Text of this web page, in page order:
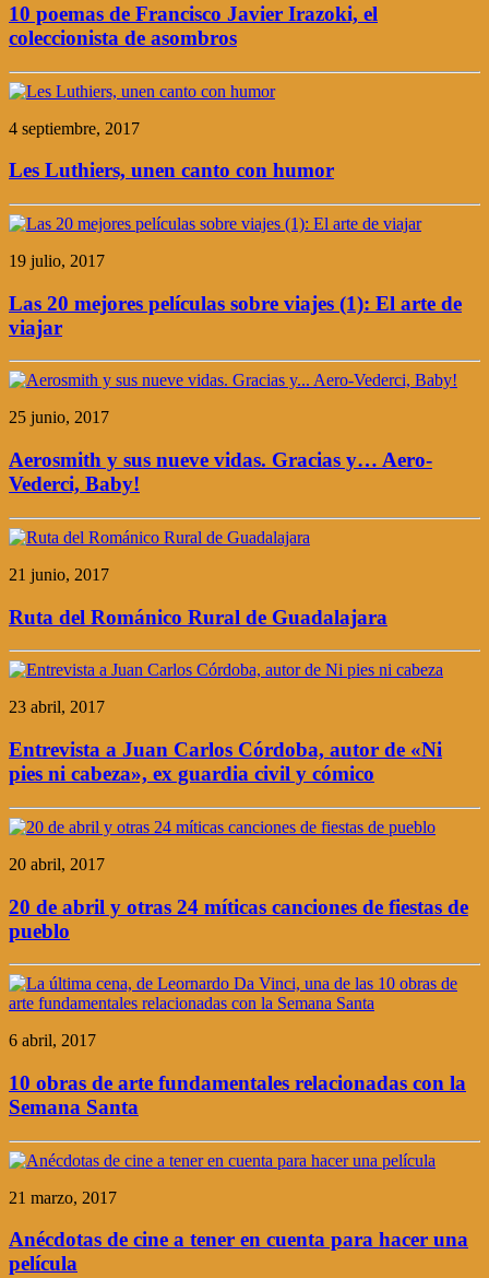
10 poemas de Francisco Javier Irazoki, el
coleccionista de asombros
4 septiembre, 2017
Les Luthiers, unen canto con humor
19 julio, 2017
Las 20 mejores películas sobre viajes (1): El arte de
viajar
25 junio, 2017
Aerosmith y sus nueve vidas. Gracias y… Aero-
Vederci, Baby!
21 junio, 2017
Ruta del Románico Rural de Guadalajara
23 abril, 2017
Entrevista a Juan Carlos Córdoba, autor de «Ni
pies ni cabeza», ex guardia civil y cómico
20 abril, 2017
20 de abril y otras 24 míticas canciones de fiestas de
pueblo
6 abril, 2017
10 obras de arte fundamentales relacionadas con la
Semana Santa
21 marzo, 2017
Anécdotas de cine a tener en cuenta para hacer una
película